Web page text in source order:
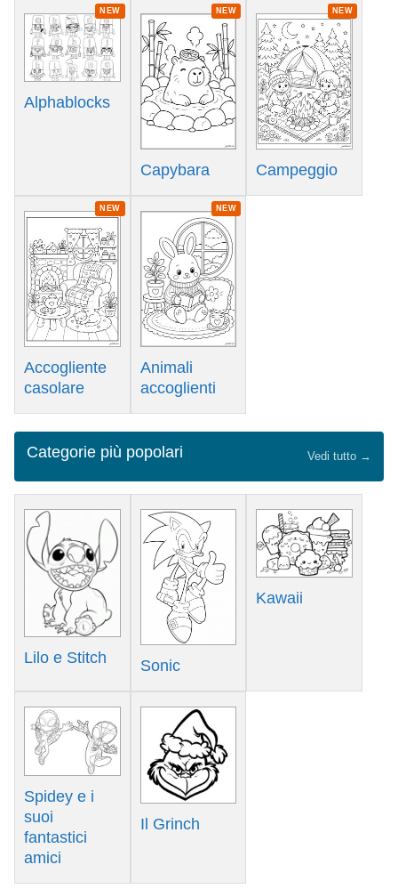
NEW
Alphablocks
NEW
Capybara
NEW
Campeggio
NEW
Accogliente
casolare
NEW
Animali
accoglienti
Categorie più popolari Vedi tutto →
Lilo e Stitch Sonic
Kawaii
Spidey e i
suoi
fantastici
amici
Il Grinch